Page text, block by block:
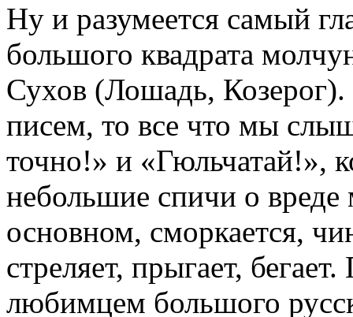
Ну и разумеется самый
большого квадрата
Сухов (Лошадь, Козерог).
писем, то все что мы
точно!» и «Гюльчатай!»,
небольшие спичи о вреде
основном, сморкается,
стреляет, прыгает,
любимцем большого